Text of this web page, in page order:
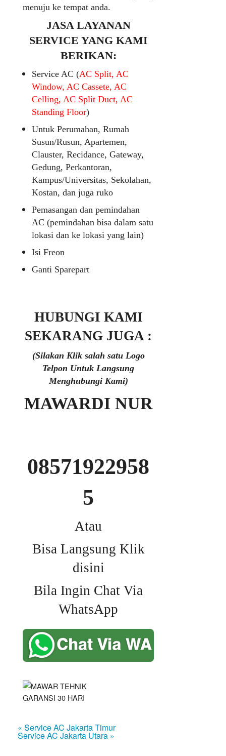
menuju ke tempat anda.
JASA LAYANAN
SERVICE YANG KAMI
BERIKAN:
Service AC (AC Split, AC
Window, AC Cassete, AC
Celling, AC Split Duct, AC
Standing Floor)
Untuk Perumahan, Rumah
Susun/Rusun, Apartemen,
Clauster, Recidance, Gateway,
Gedung, Perkantoran,
Kampus/Universitas, Sekolahan,
Kostan, dan juga ruko
Pemasangan dan pemindahan
AC (pemindahan bisa dalam satu
lokasi dan ke lokasi yang lain)
Isi Freon
Ganti Sparepart
HUBUNGI KAMI
SEKARANG JUGA :
(Silakan Klik salah satu Logo
Telpon Untuk Langsung
Menghubungi Kami)
MAWARDI NUR
08571922958
5
Atau
Bisa Langsung Klik
disini
Bila Ingin Chat Via
WhatsApp
« Service AC Jakarta Timur
Service AC Jakarta Utara »